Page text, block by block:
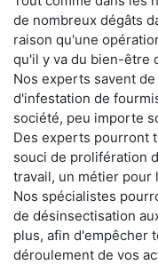
de nombreux dégâts
raison qu'une
qu'il y va du bien-être
Nos experts savent
d'infestation de
société, peu importe
Des experts pourront
souci de prolifération
travail, un métier pour
Nos spécialistes
de désinsectisation
plus, afin d'empêcher
déroulement de vos